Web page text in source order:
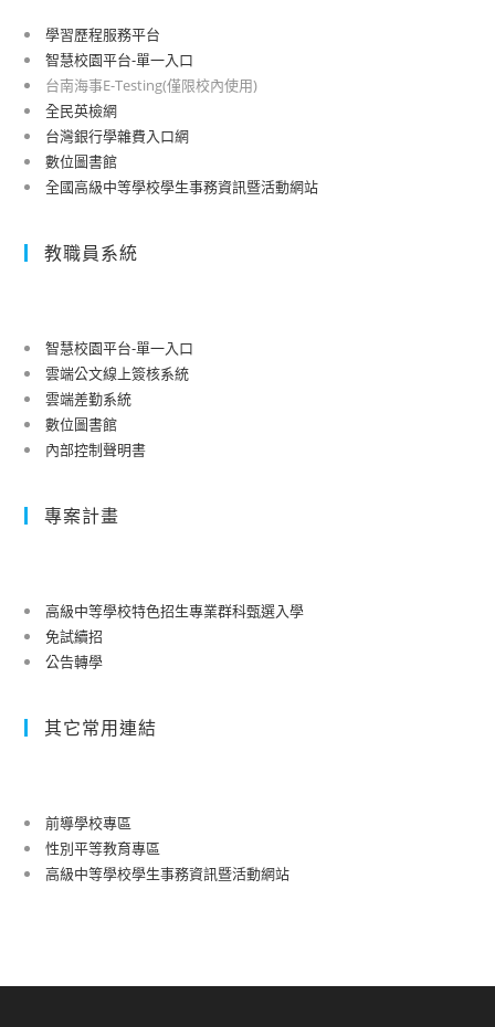
學習歷程服務平台
智慧校園平台-單一入口
台南海事E-Testing(僅限校內使用)
全民英檢網
台灣銀行學雜費入口網
數位圖書館
全國高級中等學校學生事務資訊暨活動網站
教職員系統
智慧校園平台-單一入口
雲端公文線上簽核系統
雲端差勤系統
數位圖書館
內部控制聲明書
專案計畫
高級中等學校特色招生專業群科甄選入學
免試續招
公告轉學
其它常用連結
前導學校專區
性別平等教育專區
高級中等學校學生事務資訊暨活動網站